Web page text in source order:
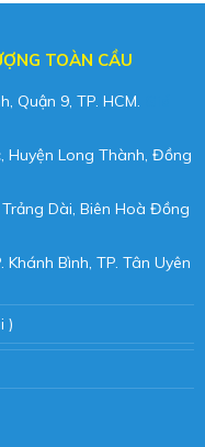
TOÀN CẦU
Quận 9, TP. HCM.
Huyện Long Thành, Đồng
Trảng Dài, Biên Hoà Đồng
Bình, TP. Tân Uyên
)